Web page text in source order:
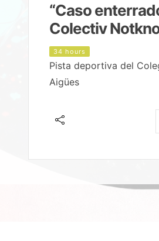
“Caso
Colectiv
34 hours
Pista deportiva del
Aigües